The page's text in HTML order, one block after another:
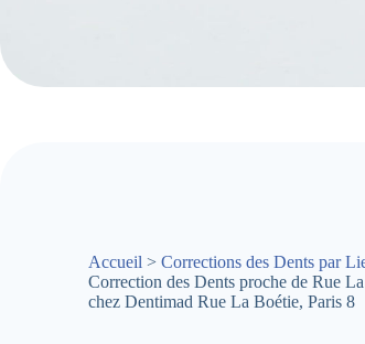
Accueil > Corrections des Dents par
Correction des Dents proche de Rue
chez Dentimad Rue La Boétie, Paris 8